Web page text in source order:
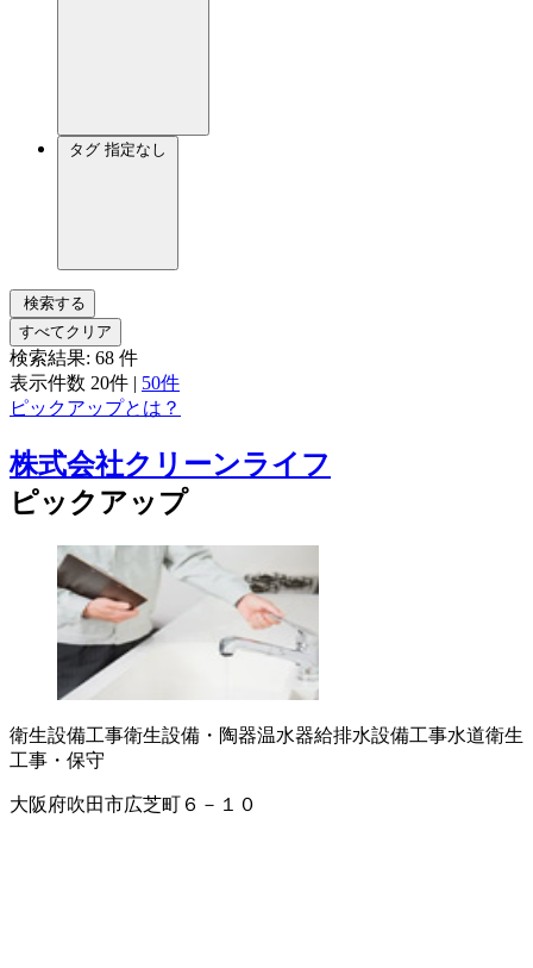
タグ 指定なし
検索する
すべてクリア
検索結果: 68 件
表示件数 20件 | 50件
ピックアップとは？
株式会社クリーンライフ
ピックアップ
衛生設備工事衛生設備・陶器温水器給排水設備工事水道衛生
工事・保守
大阪府吹田市広芝町６－１０